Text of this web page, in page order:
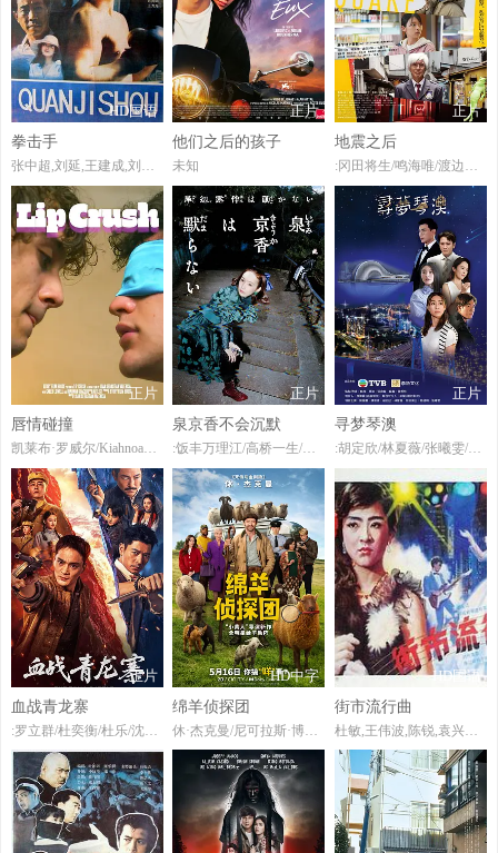
HD国语
拳击手
张中超,刘延,王建成,刘尚娴,许志群,王力海,杨飞,陈立人,宋学安
正片
他们之后的孩子
未知
正片
地震之后
:冈田将生/鸣海唯/渡边大知/佐藤浩市/桥本爱/
正片
唇情碰撞
凯莱布·罗威尔/KiahnoaSaucedo
正片
泉京香不会沉默
:饭丰万理江/高桥一生/堀田真由/宽一郎/桥本淳
正片
寻梦琴澳
:胡定欣/林夏薇/张曦雯/陈展鹏/谭俊彦/
正片
血战青龙寨
:罗立群/杜奕衡/杜乐/沈芳熙/扬笑/
HD中字
绵羊侦探团
HD国语
街市流行曲
杜敏,王伟波,陈锐,袁兴哲,黄锦裳,钟国仁,吴歧,孙业娜,徐东方,覃海山,覃飞维,周文琼,雪影鸾,陈虹,徐金